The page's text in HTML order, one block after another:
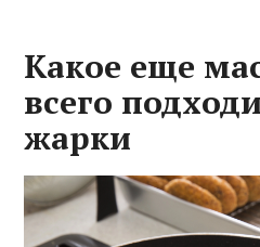
Какое еще
всего
жарки